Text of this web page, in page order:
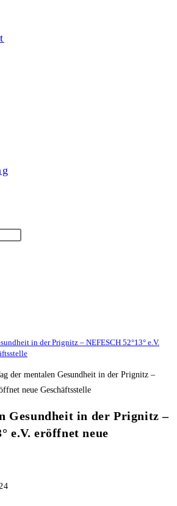
in der Prignitz – NEFESCH 52°13° e.V.
Gesundheit in der Prignitz –
e.V. eröffnet neue